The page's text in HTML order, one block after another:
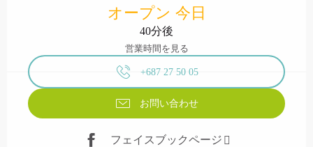
オープン 今日
40分後
営業時間を見る
+687 27 50 05
お問い合わせ
フェイスブックページ